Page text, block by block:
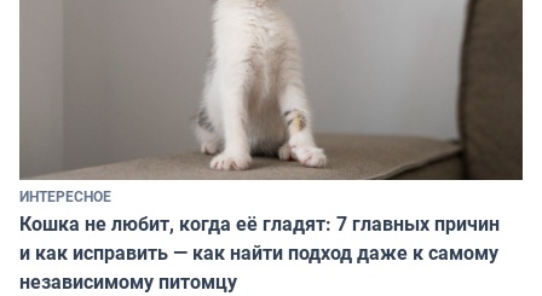
ИНТЕРЕСНОЕ
Кошка не любит, когда её гладят: 7 главных причин
и как исправить — как найти подход даже к самому
независимому питомцу